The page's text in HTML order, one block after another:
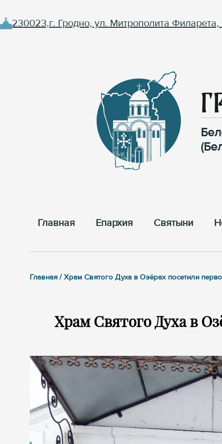
230023,г. Гродно, ул. Митрополита Филарета,
Главная Епархия Cвятыни
Главная / Храм Святого Духа в Озёрах посетили
Храм Святого Духа в